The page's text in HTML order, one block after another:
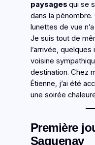
paysages qui se
dans la
lunettes de vue
Je suis tout de
l’arrivée, quelques
voisine
destination. Chez
Étienne, j’ai été
une soirée
Première
Saguenay